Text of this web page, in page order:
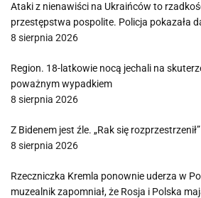
Ataki z nienawiści na Ukraińców to
przestępstwa pospolite. Policja pokazała
8 sierpnia 2026
Region. 18-latkowie nocą jechali na
poważnym wypadkiem
8 sierpnia 2026
Z Bidenem jest źle. „Rak się rozprzestrzenił”
8 sierpnia 2026
Rzeczniczka Kremla ponownie uderza w
muzealnik zapomniał, że Rosja i Polska